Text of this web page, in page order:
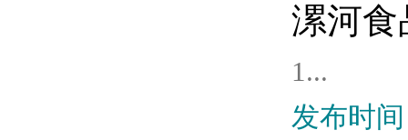
漯河食
1...
发布时